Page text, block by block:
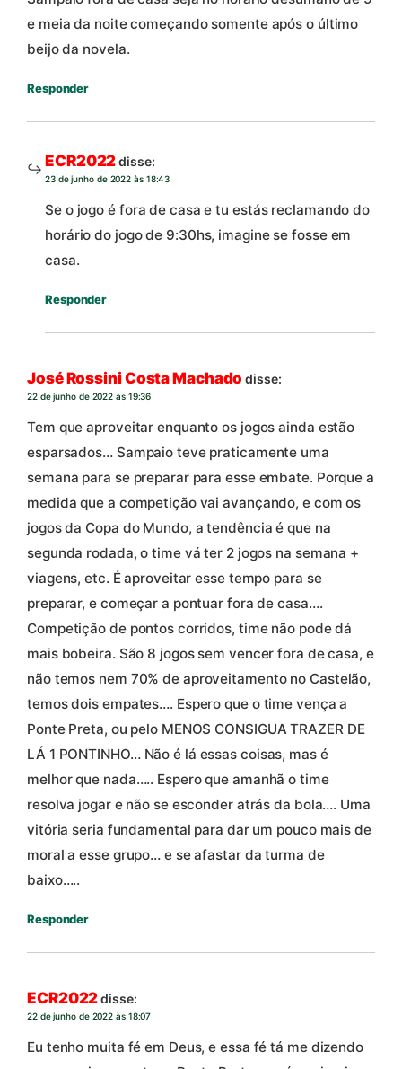
e meia da noite começando somente após o último
beijo da novela.
Responder
ECR2022disse:
23 de junho de 2022 às 18:43
Se o jogo é fora de casa e tu estás reclamando do
horário do jogo de 9:30hs, imagine se fosse em
casa.
Responder
José Rossini Costa Machado disse:
22 de junho de 2022 às 19:36
Tem que aproveitar enquanto os jogos ainda estão
esparsados… Sampaio teve praticamente uma
semana para se preparar para esse embate. Porque a
medida que a competição vai avançando, e com os
jogos da Copa do Mundo, a tendência é que na
segunda rodada, o time vá ter 2 jogos na semana +
viagens, etc. É aproveitar esse tempo para se
preparar, e começar a pontuar fora de casa….
Competição de pontos corridos, time não pode dá
mais bobeira. São 8 jogos sem vencer fora de casa, e
não temos nem 70% de aproveitamento no Castelão,
temos dois empates…. Espero que o time vença a
Ponte Preta, ou pelo MENOS CONSIGUA TRAZER DE
LÁ 1 PONTINHO… Não é lá essas coisas, mas é
melhor que nada….. Espero que amanhã o time
resolva jogar e não se esconder atrás da bola…. Uma
vitória seria fundamental para dar um pouco mais de
moral a esse grupo… e se afastar da turma de
baixo…..
Responder
ECR2022disse:
22 de junho de 2022 às 18:07
Eu tenho muita fé em Deus, e essa fé tá me dizendo